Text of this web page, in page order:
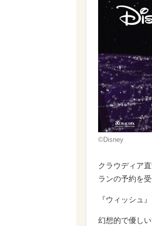
©Disney
クラウディア
ランの予約を受
『ウィッシュ
幻想的で優し